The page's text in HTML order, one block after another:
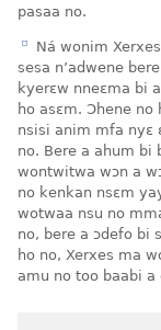
pasaa no.
e Ná wonim
sesa n’adwene
kyerɛw nneɛma bi
ho asɛm. Ɔhene no
nsisi anim mfa nyɛ
no. Bere a ahum bi
wontwitwa wɔn a
no kenkan nsɛm
wotwaa nsu no
no, bere a ɔdefo bi
ho no, Xerxes ma
amu no too baabi a